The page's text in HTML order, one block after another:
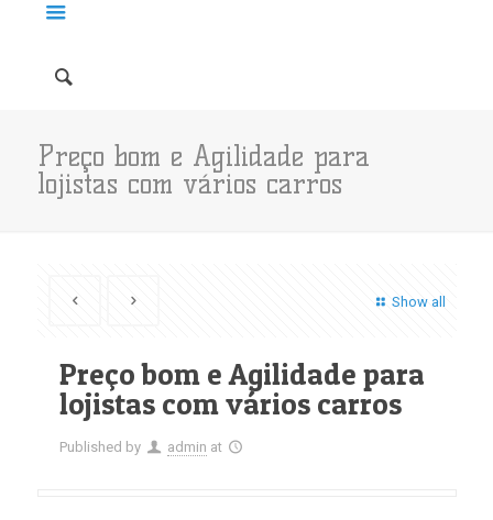
Preço bom e Agilidade para
lojistas com vários carros
Show all
Preço bom e Agilidade para
lojistas com vários carros
Published by admin at